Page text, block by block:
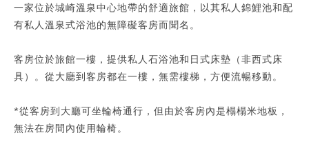
一家位於城崎溫泉中心地帶的舒適旅館，以其私人錦鯉池和配
有私人溫泉式浴池的無障礙客房而聞名。
客房位於旅館一樓，提供私人石浴池和日式床墊（非西式床
具）。從大廳到客房都在一樓，無需樓梯，方便流暢移動。
*從客房到大廳可坐輪椅通行，但由於客房內是榻榻米地板，
無法在房間內使用輪椅。